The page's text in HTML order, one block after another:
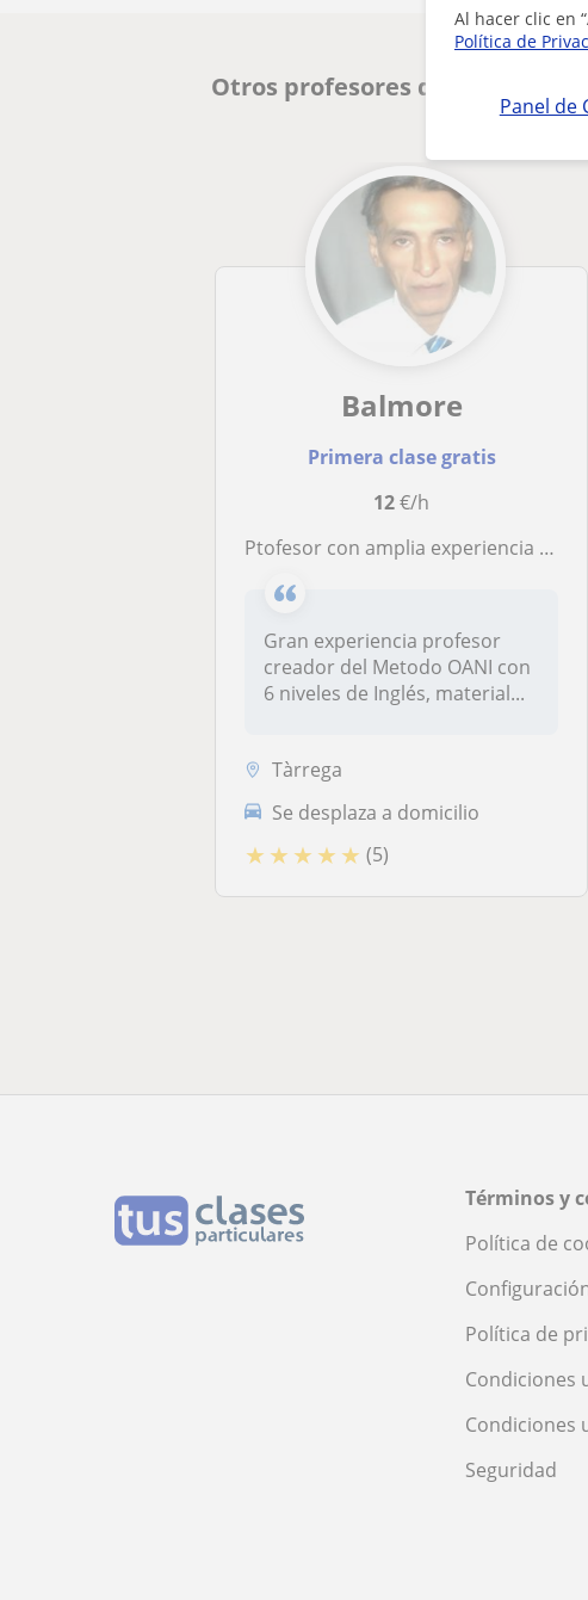
Al hacer clic en
Política de
Panel de
Otros profesores de Inglés en
Balmore
Primera clase gratis
12€/h
Ptofesor con amplia experiencia con su Metodo OANI para leer, escribir, entender, pensar, hablar Inglés desde la primera clase
Gran experiencia profesor
creador del Metodo OANI con
6 niveles de Inglés, material...
Tàrrega
Se desplaza a domicilio
★ ★ ★ ★ ★ (5)
Términos y
Política de
Política de
Condiciones
Condiciones
Seguridad